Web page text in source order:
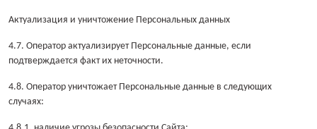
Актуализация и уничтожение Персональных данных
4.7. Оператор актуализирует Персональные данные, если
подтверждается факт их неточности.
4.8. Оператор уничтожает Персональные данные в следующих
случаях: